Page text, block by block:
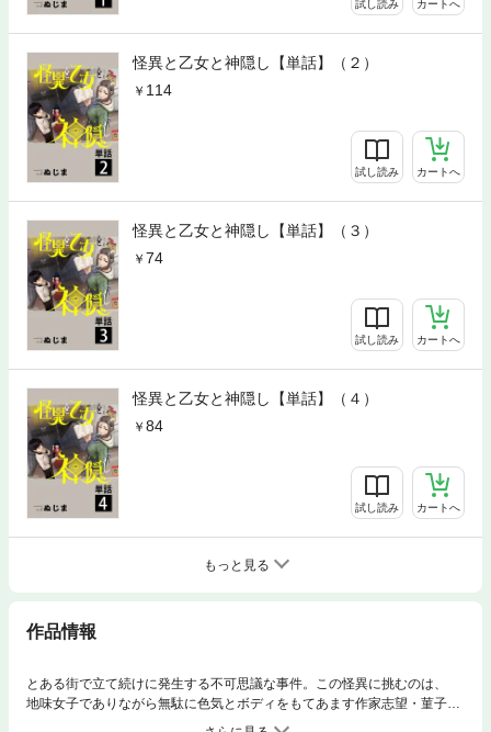
試し読み カートへ
怪異と乙女と神隠し【単話】（２）
114
試し読み カートへ
怪異と乙女と神隠し【単話】（３）
74
試し読み カートへ
怪異と乙女と神隠し【単話】（４）
84
試し読み カートへ
もっと見る
作品情報
とある街で立て続けに発生する不可思議な事件。この怪異に挑むのは、
地味女子でありながら無駄に色気とボディをもてあます作家志望・菫子
（すみれこ）と、 見た目は少年なのに妖しさ満載の謎多き化野（あだし